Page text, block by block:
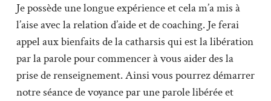
Je possède une longue expérience et cela m’a mis à
l’aise avec la relation d’aide et de coaching. Je ferai
appel aux bienfaits de la catharsis qui est la libération
par la parole pour commencer à vous aider des la
prise de renseignement. Ainsi vous pourrez démarrer
notre séance de voyance par une parole libérée et